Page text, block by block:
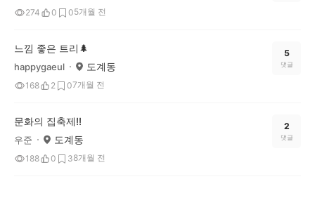
274 0 05개월 전
느낌 좋은 트리🌲
happygaeul 도계동
168 2 07개월 전
5
댓글
문화의 집축제!!
우준 도계동
188 0 38개월 전
2
댓글